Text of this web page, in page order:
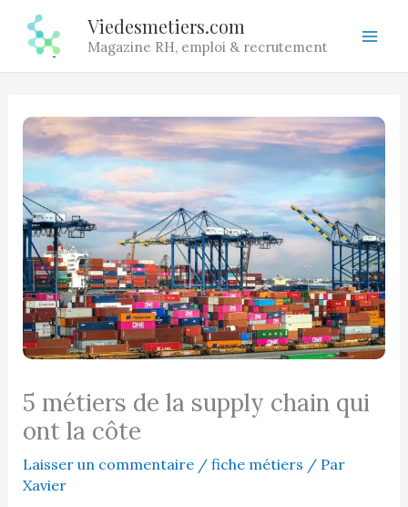
contenu
Viedesmetiers.com
Magazine RH, emploi & recrutement
5 métiers de la supply chain qui
ont la côte
Laisser un commentaire / fiche métiers / Par
Xavier